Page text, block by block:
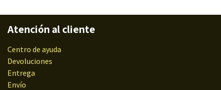
Atención al cliente
Centro de ayuda
Devoluciones
Entrega
Envío